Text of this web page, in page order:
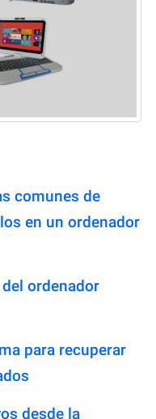
comunes de
en un ordenador
ordenador
para recuperar
desde la